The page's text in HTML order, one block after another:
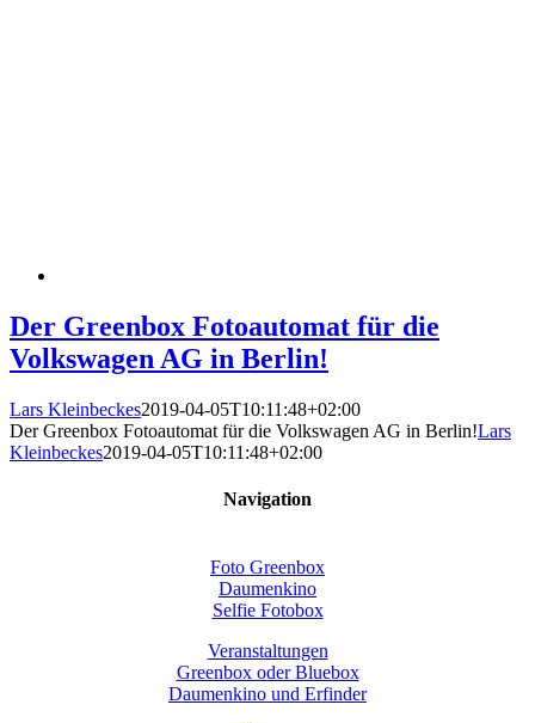
Der Greenbox Fotoautomat für die
Volkswagen AG in Berlin!
Lars Kleinbeckes2019-04-05T10:11:48+02:00
Der Greenbox Fotoautomat für die Volkswagen AG in Berlin!Lars
Kleinbeckes2019-04-05T10:11:48+02:00
Navigation
Foto Greenbox
Daumenkino
Selfie Fotobox
Veranstaltungen
Greenbox oder Bluebox
Daumenkino und Erfinder